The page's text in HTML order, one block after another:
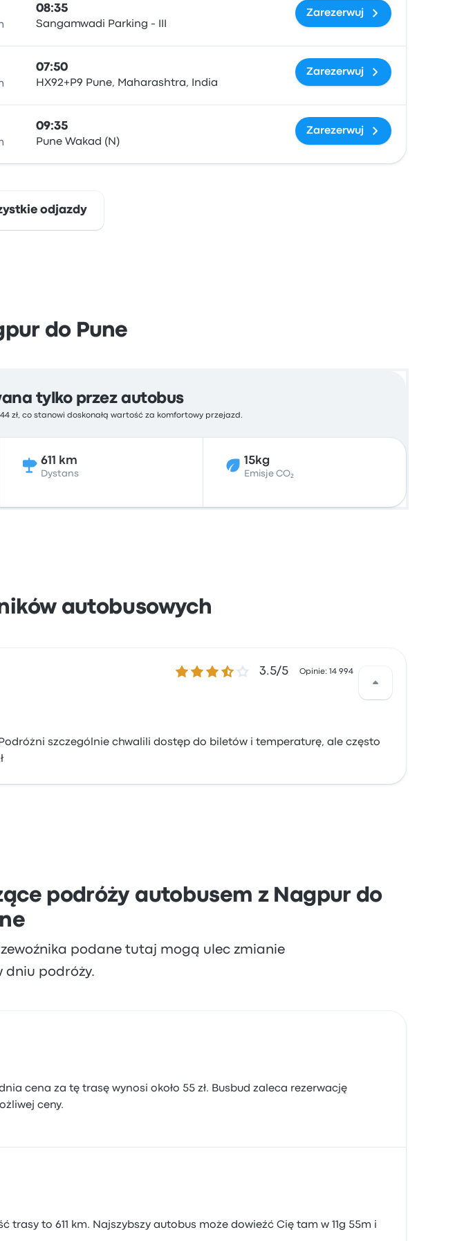
08:35
Sangamwadi Parking - III
Zarezerwuj
07:50
HX92+P9 Pune, Maharashtra, India
Zarezerwuj
09:35
Pune Wakad (N)
Zarezerwuj
odjazdy
do Pune
tylko przez autobus
zł, co stanowi doskonałą wartość za komfortowy przejazd.
611 km
Dystans
15kg
Emisje CO₂
autobusowych
3.5 gwiazdek w skali do 5
3.5/5 Opinie: 14 994
szczególnie chwalili dostęp do biletów i temperaturę, ale często
podróży autobusem z Nagpur do
podane tutaj mogą ulec zmianie
dniu podróży.
cena za tę trasę wynosi około 55 zł. Busbud zaleca rezerwację
ceny.
to 611 km. Najszybszy autobus może dowieźć Cię tam w 11g 55m i